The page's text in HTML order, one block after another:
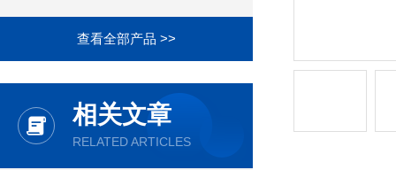
查看全部产品 >>
相关文章
RELATED ARTICLES